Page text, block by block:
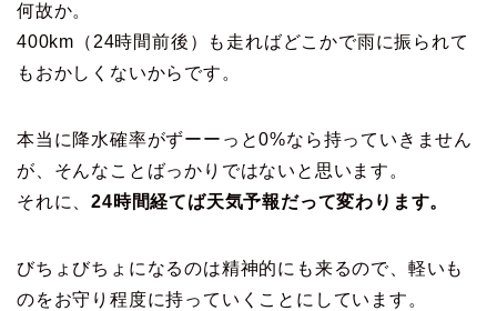
何故か。
400km（24時間前後）も走ればどこかで雨に振られて
もおかしくないからです。
本当に降水確率がずーーっと0%なら持っていきません
が、そんなことばっかりではないと思います。
それに、24時間経てば天気予報だって変わります。
びちょびちょになるのは精神的にも来るので、軽いも
のをお守り程度に持っていくことにしています。